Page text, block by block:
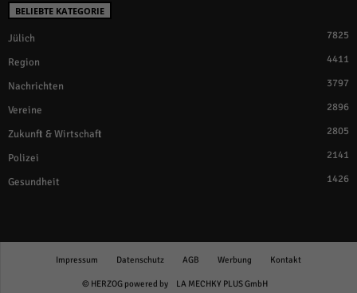
BELIEBTE KATEGORIE
Jülich 7825
Region 4411
Nachrichten 3797
Vereine 2896
Zukunft & Wirtschaft 2805
Polizei 2141
Gesundheit 1426
Impressum Datenschutz AGB Werbung Kontakt
© HERZOG powered by LA MECHKY PLUS GmbH